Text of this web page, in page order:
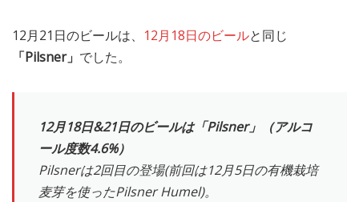
12月21日のビールは、 12月18日のビールと同じ
「Pilsner」 でした。
12月18日&21日のビールは「Pilsner」（アルコ
ール度数4.6%）
Pilsnerは2回目の登場(前回は12月5日の有機栽培
麦芽を使ったPilsner Humel)。